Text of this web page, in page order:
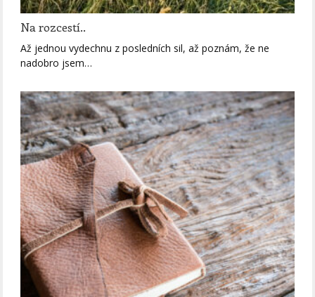
Na rozcestí..
Až jednou vydechnu z posledních sil, až poznám, že ne
nadobro jsem…